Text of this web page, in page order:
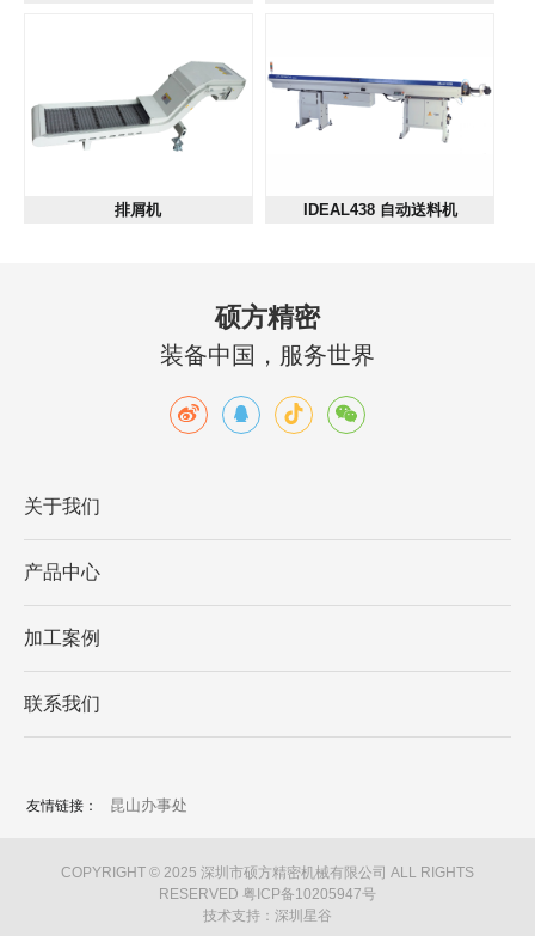
排屑机 IDEAL438 自动送料机
硕方精密
装备中国，服务世界
关于我们
产品中心
加工案例
联系我们
友情链接： 昆山办事处
COPYRIGHT © 2025 深圳市硕方精密机械有限公司 ALL RIGHTS
RESERVED 粤ICP备10205947号
技术支持：深圳星谷